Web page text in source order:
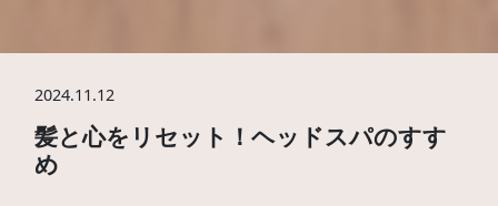
2024.11.12
髪と心をリセット！ヘッドスパのすす
め